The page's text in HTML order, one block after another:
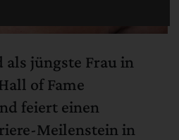
jüngste Frau in
of Fame
feiert einen
Meilenstein in